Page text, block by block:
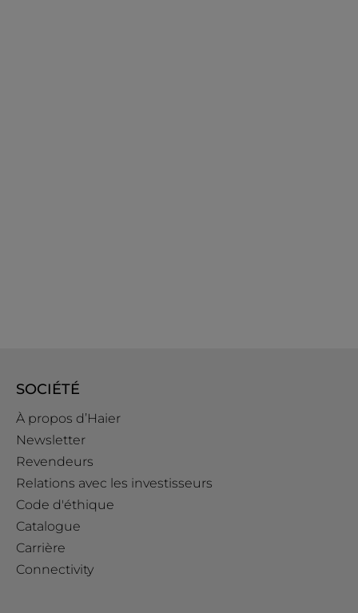
SOCIÉTÉ
À propos d’Haier
Newsletter
Revendeurs
Relations avec les investisseurs
Code d'éthique
Catalogue
Carrière
Connectivity